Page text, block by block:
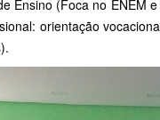
Ensino (Foca no ENEM
orientação